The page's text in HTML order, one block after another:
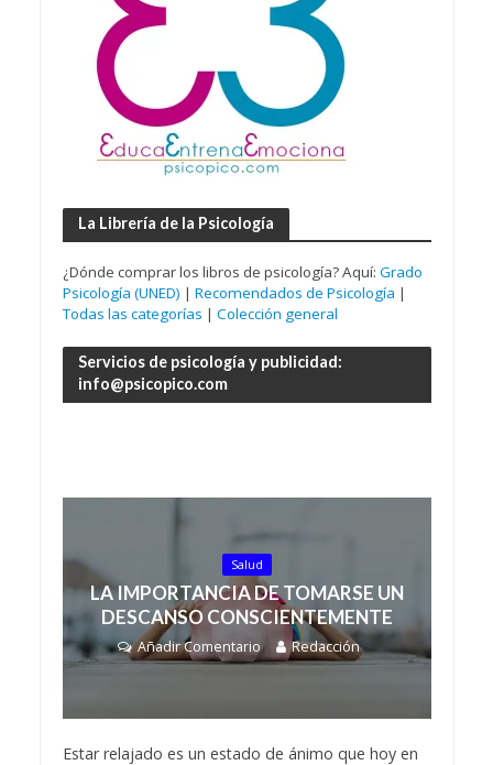
La Librería de la Psicología
¿Dónde comprar los libros de psicología? Aquí: Grado
Psicología (UNED) | Recomendados de Psicología |
Todas las categorías | Colección general
Servicios de psicología y publicidad:
info@psicopico.com
Salud
LA IMPORTANCIA DE TOMARSE UN
DESCANSO CONSCIENTEMENTE
Añadir Comentario Redacción
Estar relajado es un estado de ánimo que hoy en